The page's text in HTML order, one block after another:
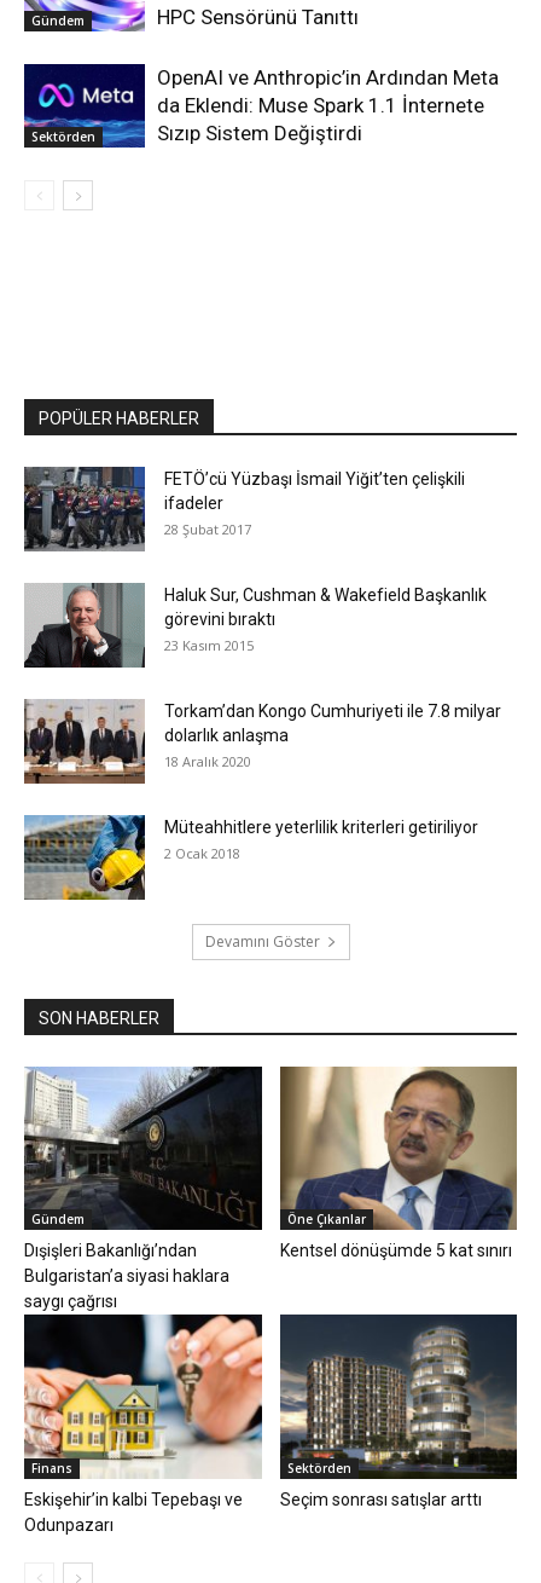
Gündem
HPC Sensörünü Tanıttı
Sektörden
OpenAI ve Anthropic’in Ardından Meta
da Eklendi: Muse Spark 1.1 İnternete
Sızıp Sistem Değiştirdi
POPÜLER HABERLER
FETÖ’cü Yüzbaşı İsmail Yiğit’ten çelişkili
ifadeler
28 Şubat 2017
Haluk Sur, Cushman & Wakefield Başkanlık
görevini bıraktı
23 Kasım 2015
Torkam’dan Kongo Cumhuriyeti ile 7.8 milyar
dolarlık anlaşma
18 Aralık 2020
Müteahhitlere yeterlilik kriterleri getiriliyor
2 Ocak 2018
Devamını Göster
SON HABERLER
Gündem
Dışişleri Bakanlığı’ndan
Bulgaristan’a siyasi haklara
saygı çağrısı
Öne Çıkanlar
Kentsel dönüşümde 5 kat sınırı
Finans
Eskişehir’in kalbi Tepebaşı ve
Odunpazarı
Sektörden
Seçim sonrası satışlar arttı